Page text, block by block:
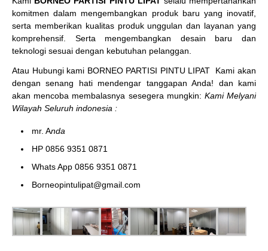
komitmen dalam mengembangkan produk baru yang inovatif,
serta memberikan kualitas produk unggulan dan layanan yang
komprehensif. Serta mengembangkan desain baru dan
teknologi sesuai dengan kebutuhan pelanggan.
Atau Hubungi kami BORNEO PARTISI PINTU LIPAT
Kami akan
dengan senang hati mendengar tanggapan Anda! dan kami
akan mencoba membalasnya sesegera mungkin: Kami Melyani
Wilayah Seluruh indonesia :
mr. Anda
HP 0856 9351 0871
Whats App 0856 9351 0871
Borneopintulipat@gmail.com